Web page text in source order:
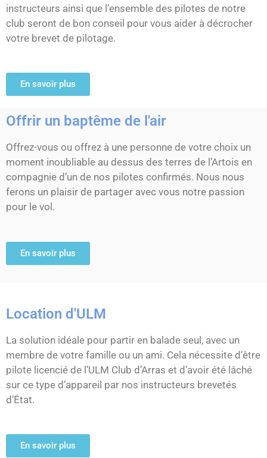
instructeurs ainsi que l’ensemble des pilotes de notre
club seront de bon conseil pour vous aider à décrocher
votre brevet de pilotage.
En savoir plus
Offrir un baptême de l'air
Offrez-vous ou offrez à une personne de votre choix un
moment inoubliable au dessus des terres de l’Artois en
compagnie d’un de nos pilotes confirmés. Nous nous
ferons un plaisir de partager avec vous notre passion
pour le vol.
En savoir plus
Location d'ULM
La solution idéale pour partir en balade seul, avec un
membre de votre famille ou un ami. Cela nécessite d’être
pilote licencié de l’ULM Club d’Arras et d’avoir été lâché
sur ce type d’appareil par nos instructeurs brevetés
d’État.
En savoir plus